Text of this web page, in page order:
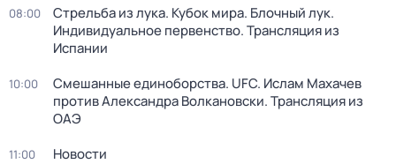
08:00
Стрельба из лука. Кубок мира. Блочный лук.
Индивидуальное первенство. Трансляция из
Испании
10:00
Смешанные единоборства. UFC. Ислам Махачев
против Александра Волкановски. Трансляция из
ОАЭ
11:00 Новости